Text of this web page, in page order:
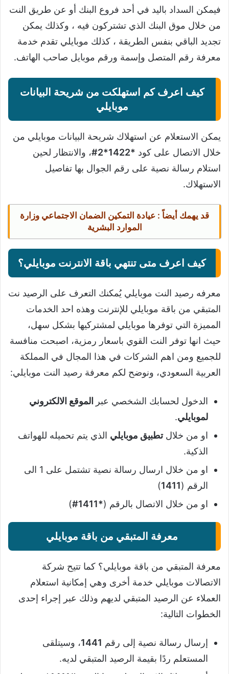
فيمكن السداد باليد في أحد فروع البنك أو عن طريق النت
من خلال موق البنك الذي تشتركون فيه ، وكذلك يمكن
تجديد الباقي بنفس الطريقة ، كذلك موبايلي تقدم خدمة
معرفة رقم المتصل وإسمة ورقم موبايل صاحب الهاتف.
كيف اعرف كم استهلكت من شريحة البيانات
موبايلي
يمكن الاستعلام عن استهلاك شريحة البيانات موبايلي من
خلال الاتصال على كود *1422*2#
، والانتظار لحين
استلام رسالة نصية على رقم الجوال بها تفاصيل
الاستهلاك.
قد يهمك أيضاً : عيادة التمكين الضمان الاجتماعي وزارة
الموارد البشرية
كيف اعرف متى تنتهي باقة الانترنت موبايلي؟
معرفه رصيد النت موبايلي يُمكنك التعرف على الرصيد نت
المتبقي من باقة موبايلي للإنترنت وهذه احد الخدمات
المميزة التي توفرها موبايلي لمشتركيها بشكل سهل،
حيث انها توفر النت القوي باسعار رمزية، اصبحت منافسة
للجميع ومن اهم الشركات في هذا المجال في المملكة
العربية السعودي، ونوضح لكم معرفة رصيد النت موبايلي:
الدخول لحسابك الشخصي عبر
الموقع الالكتروني
لموبايلي.
او من خلالتطبيق موبايلي الذي يتم تحميله للهواتف
الذكية.
او من خلال ارسال رسالة نصية تشتمل على 1 الى
الرقم (1411
)
او من خلال الاتصال بالرقم (*1411#
)
معرفة المتبقي من باقة موبايلي
معرفة المتبقي من باقة موبايلي؟ كما تتيح شركة
الاتصالات موبايلي خدمة أخرى وهي إمكانية استعلام
العملاء عن الرصيد المتبقي لديهم وذلك عبر إجراء إحدى
الخطوات التالية:
إرسال رسالة نصية إلى رقم 1441، وسيتلقى
المستعلم ردًا بقيمة الرصيد المتبقي لديه.